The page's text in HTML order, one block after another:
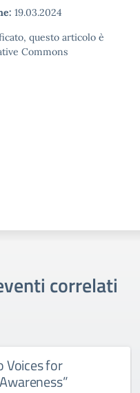
19.03.2024
questo articolo è
Commons
correlati
Voices for